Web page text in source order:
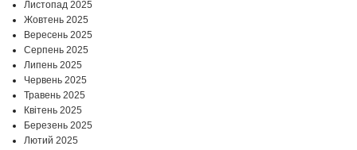
Листопад 2025
Жовтень 2025
Вересень 2025
Серпень 2025
Липень 2025
Червень 2025
Травень 2025
Квітень 2025
Березень 2025
Лютий 2025